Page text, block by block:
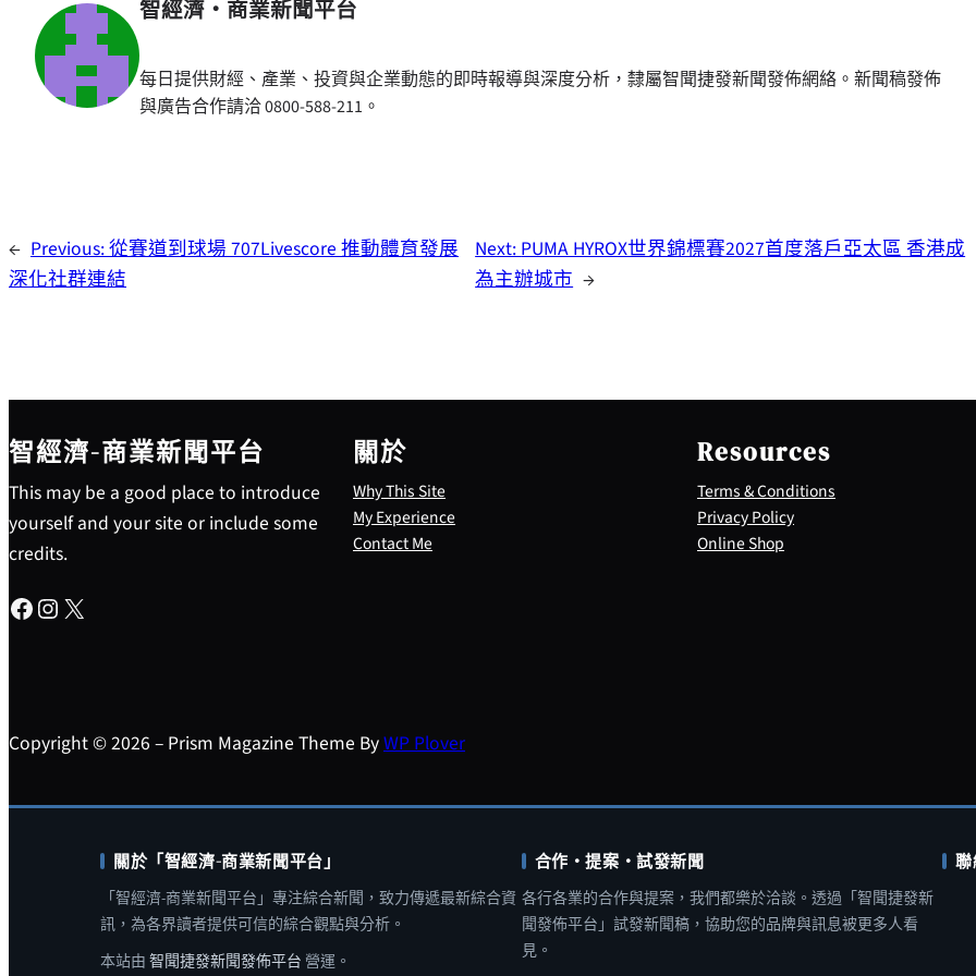
智經濟・商業新聞平台
每日提供財經、產業、投資與企業動態的即時報導與深度分析，隸屬智聞捷發新聞發佈網絡。新聞稿發佈
與廣告合作請洽 0800-588-211。
← Previous:從賽道到球場 707Livescore 推動體育發展
深化社群連結
Next:PUMA HYROX世界錦標賽2027首度落戶亞太區 香港成
為主辦城市 →
智經濟-商業新聞平台
This may be a good place to introduce
yourself and your site or include some
credits.
Facebook Instagram X
關於
Why This Site
My Experience
Contact Me
Resources
Terms & Conditions
Privacy Policy
Online Shop
Copyright © 2026 – Prism Magazine Theme ByWP Plover
關於「智經濟-商業新聞平台」
「智經濟-商業新聞平台」專注綜合新聞，致力傳遞最新綜合資
訊，為各界讀者提供可信的綜合觀點與分析。
本站由 智聞捷發新聞發佈平台 營運。
合作・提案・試發新聞
各行各業的合作與提案，我們都樂於洽談。透過「智聞捷發新
聞發佈平台」試發新聞稿，協助您的品牌與訊息被更多人看
見。